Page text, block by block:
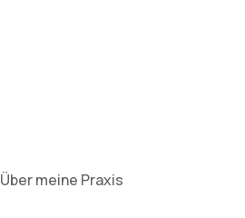
Über meine Praxis